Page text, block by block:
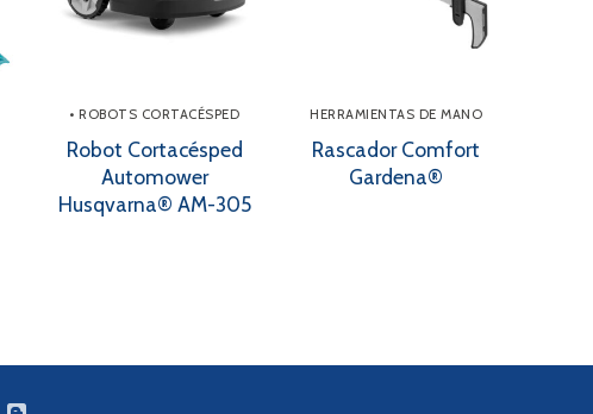
• ROBOTS CORTACÉSPED
Robot Cortacésped
Automower
Husqvarna® AM-305
HERRAMIENTAS DE MANO
Rascador Comfort
Gardena®